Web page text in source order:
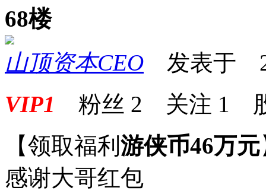
68楼
山顶资本CEO 发表于
VIP1 粉丝 2 关注 1
【领取福利 游侠币46万元
感谢大哥红包